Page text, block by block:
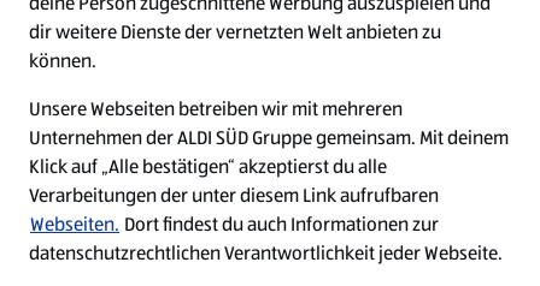
dir weitere Dienste der vernetzten Welt anbieten zu
können.
Unsere Webseiten betreiben wir mit mehreren
Unternehmen der ALDI SÜD Gruppe gemeinsam. Mit deinem
Klick auf „Alle bestätigen“ akzeptierst du alle
Verarbeitungen der unter diesem Link aufrufbaren
Webseiten. Dort findest du auch Informationen zur
datenschutzrechtlichen Verantwortlichkeit jeder Webseite.